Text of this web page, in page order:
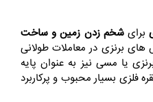
برایشخم زدن زمین و ساخت
برنزی در معاملات طولانی
یا مسی نیز به عنوان پایه
فلزی بسیار محبوب و پرکاربرد